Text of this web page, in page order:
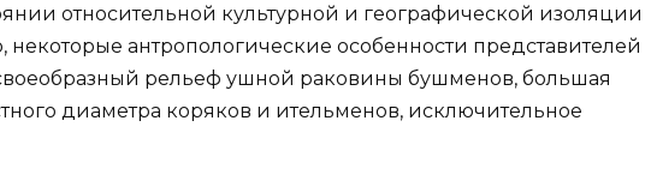
относительной культурной и географической изоляции
антропологические особенности представителей
рельеф ушной раковины бушменов, большая
диаметра коряков и ительменов, исключительное